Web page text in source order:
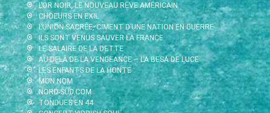
L’OR NOIR, LE NOUVEAU RÊVE AMÉRICAIN
CHOEURS EN EXIL
L’UNION SACRÉE, CIMENT D’UNE NATION EN GUERRE
ILS SONT VENUS SAUVER LA FRANCE
LE SALAIRE DE LA DETTE
AU-DELÀ DE LA VENGEANCE – LA BESA DE LUCE
LES ENFANTS DE LA HONTE
MON NOM
NORD-SUD.COM
TONDUES EN 44